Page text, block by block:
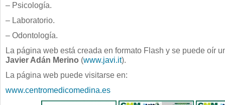
– Psicología.
– Laboratorio.
– Odontología.
La página web está creada en formato Flash y se puede oír
Javier Adán Merino (www.javi.it).
La página web puede visitarse en:
www.centromedicomedina.es